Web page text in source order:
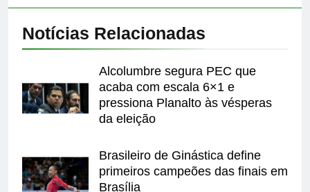
Notícias Relacionadas
Alcolumbre segura PEC que
acaba com escala 6×1 e
pressiona Planalto às vésperas
da eleição
Brasileiro de Ginástica define
primeiros campeões das finais em
Brasília